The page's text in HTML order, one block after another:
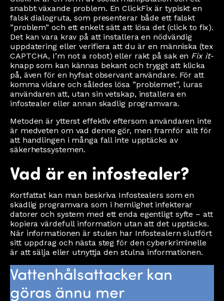
snabbt växande problem. En ClickFix är typiskt en
falsk dialogruta, som presenterar både ett falskt
”problem” och ett enkelt sätt att lösa det (click to fix).
Det kan vara krav på att installera en nödvändig
uppdatering eller verifiera att du är en människa (tex
CAPTCHA, I’m not a robot) eller rakt på sak en Fix it-
knapp som kan kännas bekant och tryggt att klicka
på, även för en hyfsat observant användare. För att
komma vidare och således lösa ”problemet”, luras
användaren att, utan sin vetskap, installera en
infostealer eller annan skadlig programvara.
Metoden är ytterst effektiv eftersom användaren inte
är medveten om vad denne gör, men framför allt för
att handlingen i många fall inte upptäcks av
säkerhetssystemen.
Vad är en infostealer?
Kortfattat kan man beskriva Infostealers som en
skadlig programvara som i hemlighet infekterar
datorer och system med ett enda egentligt syfte – att
kopiera värdefull information utan att det upptäcks.
När informationen är stulen har Infostealern slutfört
sitt uppdrag och nästa steg för den cyberkriminelle
är att sälja eller utnyttja den stulna informationen.
Vattenhålsattacker kan
göras ännu mer